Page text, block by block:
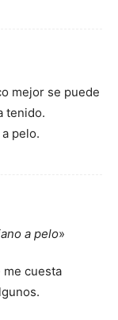
mejor se puede
tenido.
pelo.
a pelo»
me cuesta